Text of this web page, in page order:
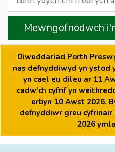
Mewngofnodwch
Diweddariad Porth
nas defnyddiwyd yn ystod
yn cael eu dileu ar 11
cadw'ch cyfrif yn
erbyn 10 Awst 2026.
defnyddiwr greu
2026